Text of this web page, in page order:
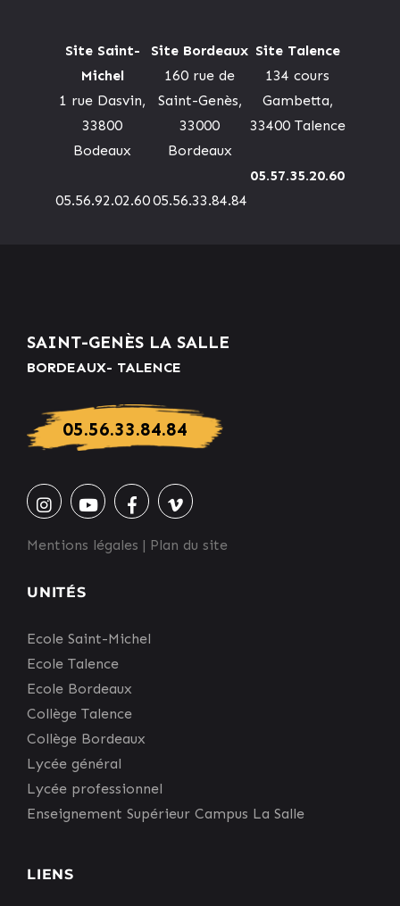
Site Saint-
Michel
1 rue Dasvin,
33800
Bodeaux
05.56.92.02.60
Site Bordeaux
160 rue de
Saint-Genès,
33000
Bordeaux
05.56.33.84.84
Site Talence
134 cours
Gambetta,
33400 Talence
05.57.35.20.60
SAINT-GENÈS LA SALLE
BORDEAUX- TALENCE
05.56.33.84.84
Mentions légales | Plan du site
UNITÉS
Ecole Saint-Michel
Ecole Talence
Ecole Bordeaux
Collège Talence
Collège Bordeaux
Lycée général
Lycée professionnel
Enseignement Supérieur Campus La Salle
LIENS